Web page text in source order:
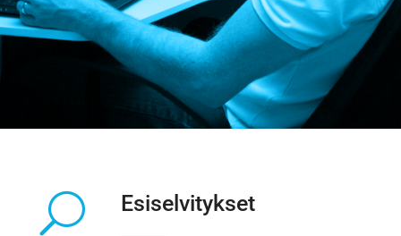
U Esiselvitykset